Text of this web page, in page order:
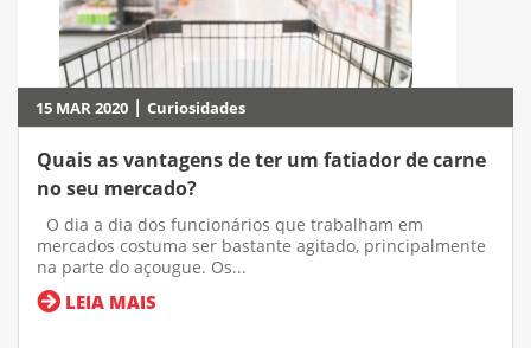
15 MAR 2020 | Curiosidades
Quais as vantagens de ter um fatiador de carne
no seu mercado?
O dia a dia dos funcionários que trabalham em
mercados costuma ser bastante agitado, principalmente
na parte do açougue. Os...
LEIA MAIS